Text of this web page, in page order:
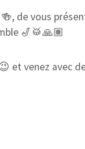
de vous
🎷🥁🙏🏽
et venez avec